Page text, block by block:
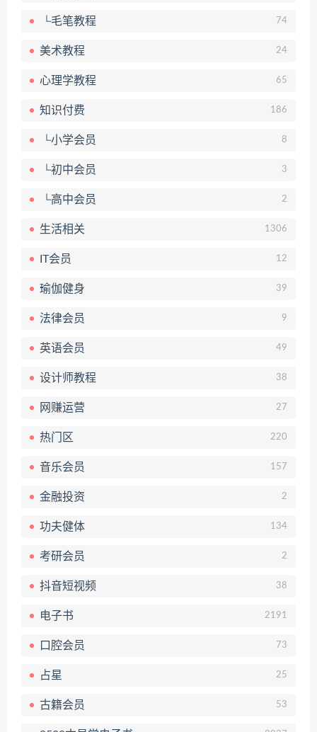
└毛笔教程 74
美术教程 24
心理学教程 65
知识付费 186
└小学会员 8
└初中会员 3
└高中会员 2
生活相关 1306
IT会员 12
瑜伽健身 39
法律会员 9
英语会员 49
设计师教程 38
网赚运营 27
热门区 220
音乐会员 157
金融投资 2
功夫健体 134
考研会员 2
抖音短视频 38
电子书 2191
口腔会员 73
占星 25
古籍会员 53